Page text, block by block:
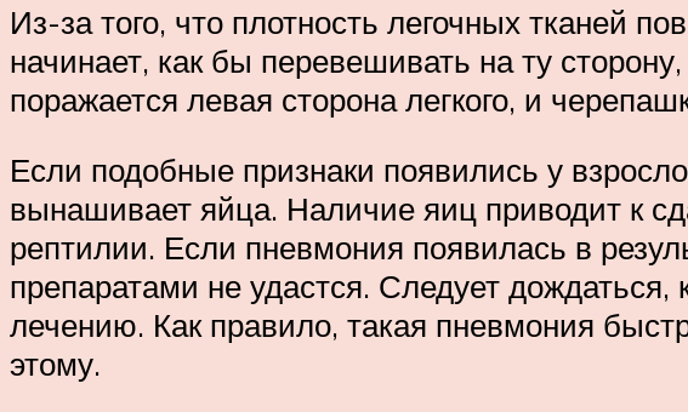
Из-за того, что плотность легочных тканей
начинает, как бы перевешивать на ту
поражается левая сторона легкого, и
Если подобные признаки появились у
вынашивает яйца. Наличие яиц приводит к
рептилии. Если пневмония появилась в
препаратами не удастся. Следует
лечению. Как правило, такая пневмония
этому.